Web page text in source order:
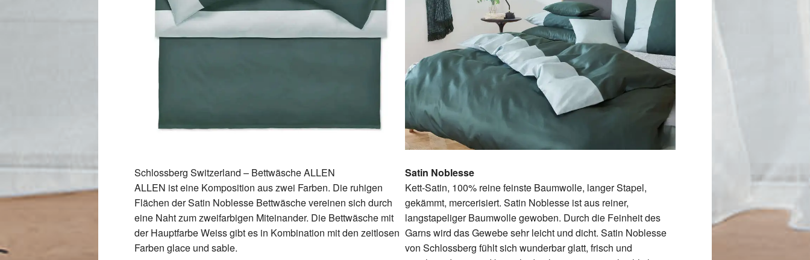
Schlossberg Switzerland – Bettwäsche ALLEN
ALLEN ist eine Komposition aus zwei Farben. Die ruhigen
Flächen der Satin Noblesse Bettwäsche vereinen sich durch
eine Naht zum zweifarbigen Miteinander. Die Bettwäsche mit
der Hauptfarbe Weiss gibt es in Kombination mit den zeitlosen
Farben glace und sable.
Satin Noblesse
Kett-Satin, 100% reine feinste Baumwolle, langer Stapel,
gekämmt, mercerisiert. Satin Noblesse ist aus reiner,
langstapeliger Baumwolle gewoben. Durch die Feinheit des
Garns wird das Gewebe sehr leicht und dicht. Satin Noblesse
von Schlossberg fühlt sich wunderbar glatt, frisch und